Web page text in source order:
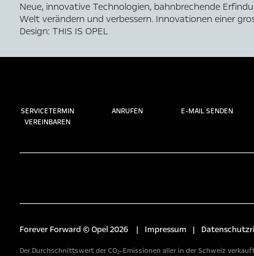
Neue, innovative Technologien, bahnbrechende
Welt verändern und verbessern. Innovationen einer
Design: THIS IS OPEL
SERVICETERMIN
VEREINBAREN
ANRUFEN E-MAIL SENDEN
Forever Forward © Opel 2026 | Impressum |
Der Durchschnittswert der CO₂-Emissionen aller in der Schweiz